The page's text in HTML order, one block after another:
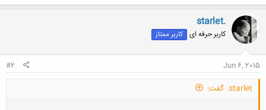
starlet.
کاربر حرفه ای کاربر ممتاز
Jun 6, 2015
#2
starlet. گفت: